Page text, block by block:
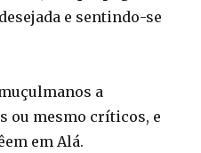
e sentindo-se
a
ou mesmo críticos, e
em Alá.